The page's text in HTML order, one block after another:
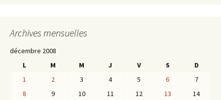
Archives mensuelles
décembre 2008
L
M M J V S
D
1
2 3 4 5 6
7
8
9 10 11 12 13 14